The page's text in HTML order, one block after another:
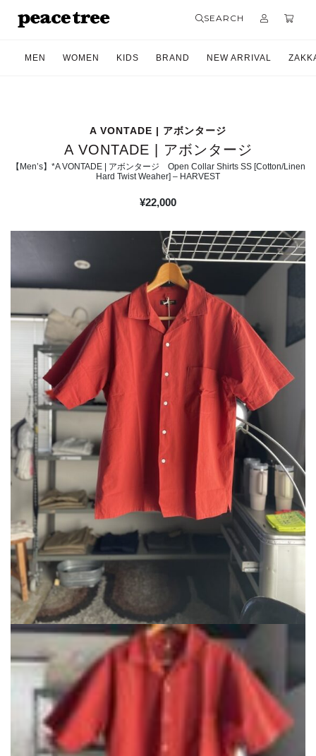
SEARCH
MEN WOMEN KIDS BRAND NEW ARRIVAL
A VONTADE | アボンタージ
A VONTADE | アボンタージ
【Men’s】*A VONTADE | アボンタージ Open Collar Shirts SS [Cotton/Linen
Hard Twist Weaher] – HARVEST
¥22,000